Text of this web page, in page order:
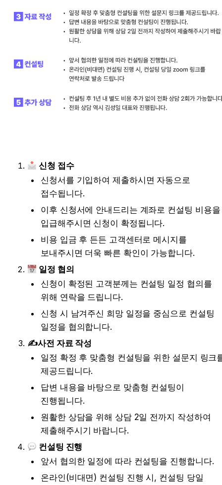
신청 접수
신청서를 기입하여 제출하시면 자동으로
접수됩니다.
이후 신청서에 안내드리는 계좌로 컨설팅 비용을
입급해주시면 신청이 확정됩니다.
비용 입금 후 든든 고객센터로 메시지를
보내주시면 더욱 빠른 확인이 가능합니다.
일정 협의
신청이 확정된 고객분께는 컨설팅 일정 협의를
위해 연락을 드립니다.
신청 시 남겨주신 희망 일정을 중심으로 컨설팅
일정을 협의합니다.
✍️사전 자료 작성
일정 확정 후 맞춤형 컨설팅을 위한 설문지 링크
제공드립니다.
답변 내용을 바탕으로 맞춤형 컨설팅이
진행됩니다.
원활한 상담을 위해 상담 2일 전까지 작성하여
제출해주시기 바랍니다.
컨설팅 진행
앞서 협의한 일정에 따라 컨설팅을 진행합니다.
온라인(비대면) 컨설팅 진행 시, 컨설팅 당일